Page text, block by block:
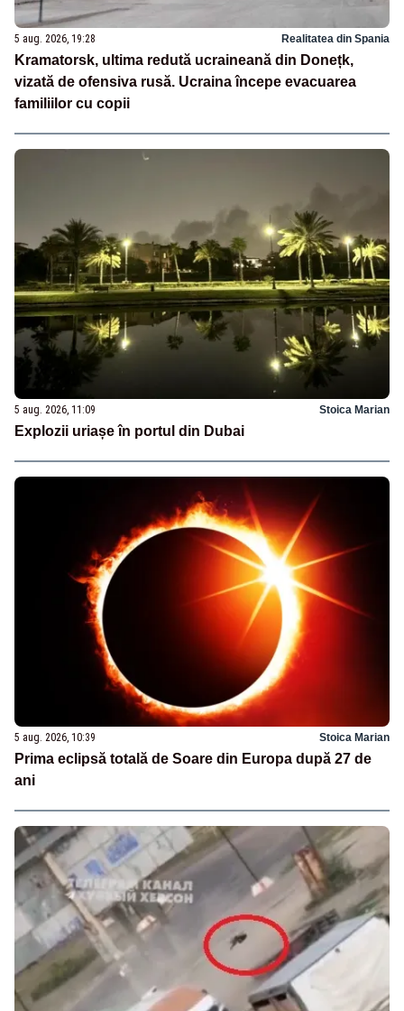
5 aug. 2026, 19:28 Realitatea din Spania
Kramatorsk, ultima redută ucraineană din Donețk,
vizată de ofensiva rusă. Ucraina începe evacuarea
familiilor cu copii
5 aug. 2026, 11:09 Stoica Marian
Explozii uriașe în portul din Dubai
5 aug. 2026, 10:39 Stoica Marian
Prima eclipsă totală de Soare din Europa după 27 de
ani